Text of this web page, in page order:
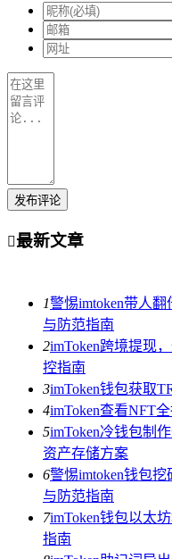
发布评论
最新文章
1警惕imtoken带人
与防范指南
2imToken跨境提现
控指南
3imToken钱包获取
4imToken查看NFT
5imToken冷钱包制
资产存储方案
6警惕imtoken钱包
与防范指南
7imToken钱包以太
指南